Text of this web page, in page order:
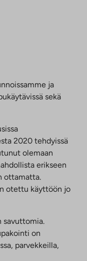
ja
sekä
2020 tehdyissä
olemaan
erikseen
ottamatta.
otettu käyttöön jo
savuttomia.
on
parvekkeilla,